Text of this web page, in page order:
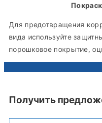
Для предотвращения
вида используйте
порошковое покрытие,
Получить